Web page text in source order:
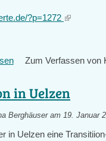
?p=1272 (link
über
Hannover
Transition
Town
Zum Verfassen von
in Uelzen
Berghäuseram 19. Januar
in Uelzen eine